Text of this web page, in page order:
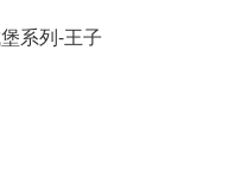
系列-王子